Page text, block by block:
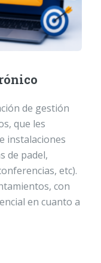
de gestión
que les
instalaciones
de padel,
etc).
con
en cuanto a